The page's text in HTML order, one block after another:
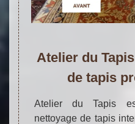
Atelier du
de tapis
Atelier du Tapis
nettoyage de tapis